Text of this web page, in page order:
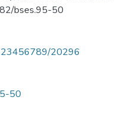
bses.95-50
20296
50